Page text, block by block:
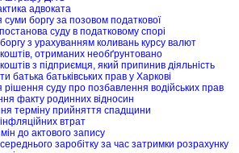
адвоката
боргу за позовом податкової
суду в податковому спорі
з урахуванням коливань курсу валют
отриманих необґрунтовано
з підприємця, який припинив діяльність
батька батьківських прав у Харкові
рішення суду про позбавлення водійських прав
факту родинних відносин
терміну прийняття спадщини
втрат
до актового запису
заробітку за час затримки розрахунку